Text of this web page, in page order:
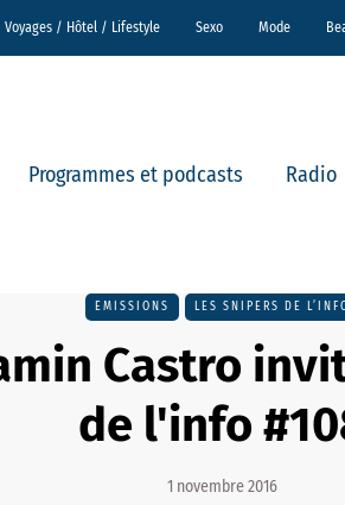
Voyages / Hôtel / Lifestyle Sexo Mode
Programmes et podcasts Radio
EMISSIONS LES SNIPERS DE
Castro
de l'info
1 novembre 2016